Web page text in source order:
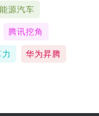
源汽车
腾讯挖角
华为昇腾